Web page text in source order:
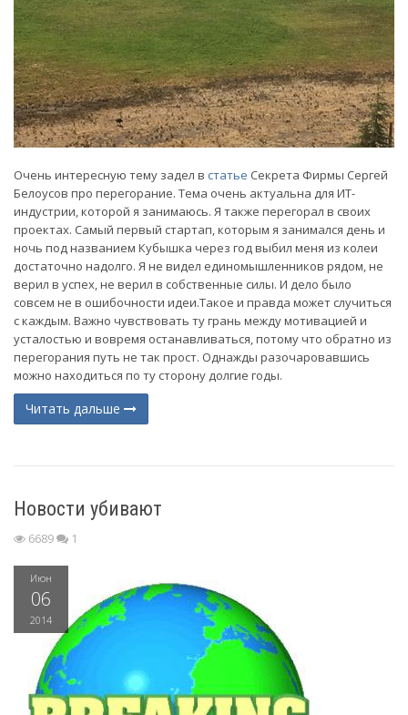
Очень интересную тему задел в статье Секрета Фирмы Сергей
Белоусов про перегорание. Тема очень актуальна для ИТ-
индустрии, которой я занимаюсь. Я также перегорал в своих
проектах. Самый первый стартап, которым я занимался день и
ночь под названием Кубышка через год выбил меня из колеи
достаточно надолго. Я не видел единомышленников рядом, не
верил в успех, не верил в собственные силы. И дело было
совсем не в ошибочности идеи.Такое и правда может случиться
с каждым. Важно чувствовать ту грань между мотивацией и
усталостью и вовремя останавливаться, потому что обратно из
перегорания путь не так прост. Однажды разочаровавшись
можно находиться по ту сторону долгие годы.
Читать дальше
Новости убивают
6689 1
Июн
06
2014